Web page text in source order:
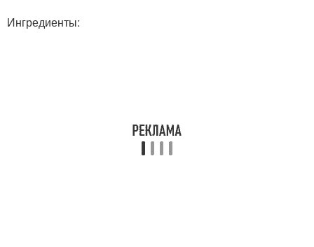
Ингредиенты: